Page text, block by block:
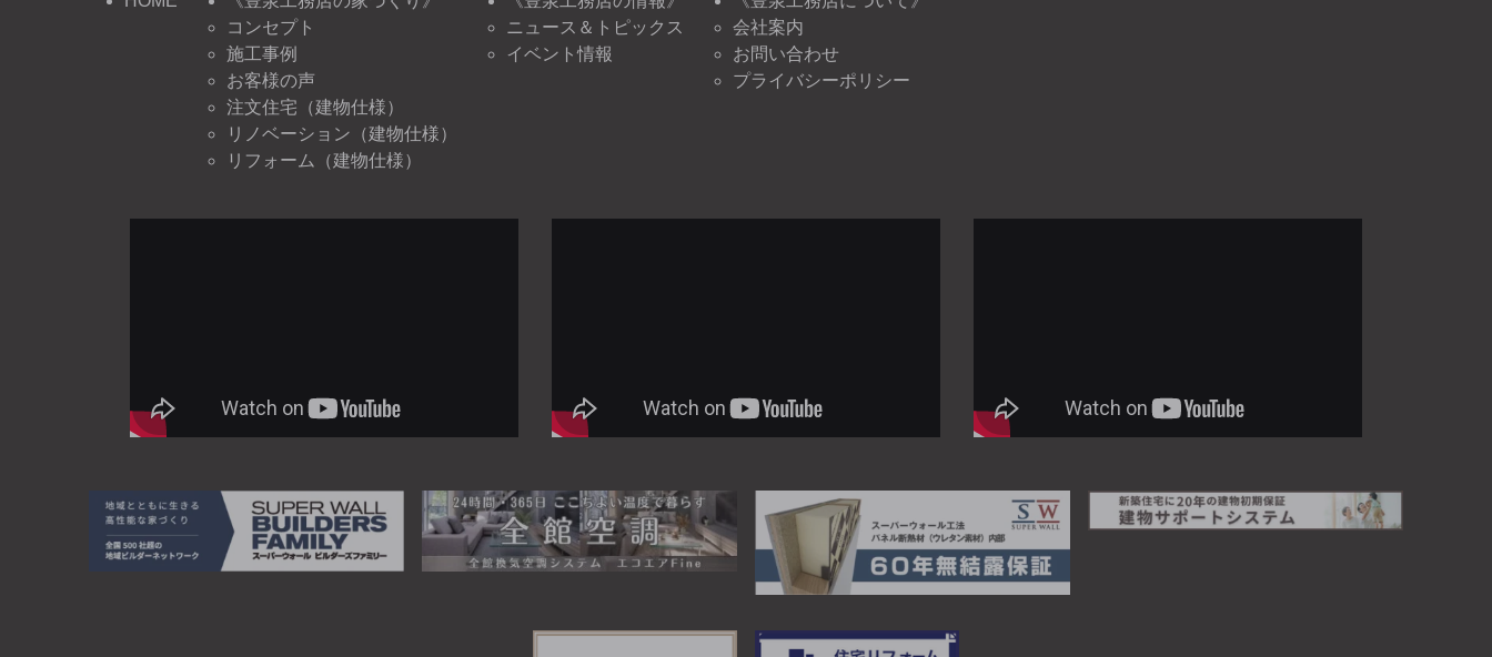
コンセプト
施工事例
お客様の声
注文住宅（建物仕様）
リノベーション（建物仕様）
リフォーム（建物仕様）
ニュース＆トピックス
イベント情報
会社案内
お問い合わせ
プライバシーポリシー